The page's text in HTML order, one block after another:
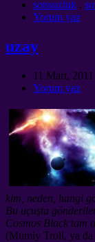
sonsuzluk .
Yorum yaz
uzay
11 Mart, 2011
Yorum yaz
kim, neden, hangi
Bu uçuşta
Cosmos Black tam
(Mumiy Troll, ya